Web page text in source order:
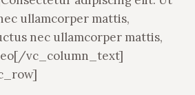
ullamcorper mattis,
nec ullamcorper mattis,
vc_column_text]